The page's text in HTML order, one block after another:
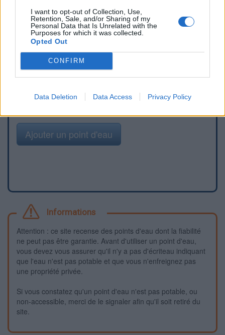
I want to opt-out of Collection, Use,
Retention, Sale, and/or Sharing of my
Personal Data that Is Unrelated with the
Purposes for which it was collected.
Opted Out
CONFIRM
Data Deletion Data Access Privacy Policy
Signaler une erreur
Ajouter un point d'eau
Informations
Attention : ce site recense des points d'eau dont la fiabilité
ne peut pas être garantie. Avant d'utiliser un point d'eau,
vous devez vous assurer qu'il n'y a pas d'écriteau indiquant
que l'eau n'est pas potable et que vous n'enfreignez pas
une propriété privée.
Si vous constatez qu'un point d'eau n'est pas potable, ou
non-accessible, merci de le signaler afin qu'il soit retiré du
site.